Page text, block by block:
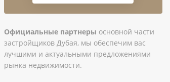
Официальные партнеры основной части
застройщиков Дубая, мы обеспечим вас
лучшими и актуальными предложениями
рынка недвижимости.